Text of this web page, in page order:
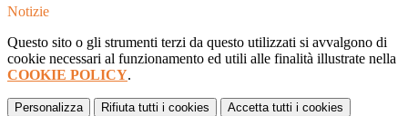
Notizie
Questo sito o gli strumenti terzi da questo utilizzati si avvalgono di
cookie necessari al funzionamento ed utili alle finalità illustrate nella
COOKIE POLICY.
Personalizza Rifiuta tutti i cookies Accetta tutti i cookies